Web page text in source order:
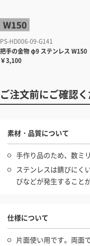
PS-HD006-09-G141
把手の金物 φ9 ステンレス W150
￥3,100
ご注文前にご確認
素材・品質について
手作り品のため、数ミ
ステンレスは錆びにく
びなどが発生すること
仕様について
片面使い用です。両面